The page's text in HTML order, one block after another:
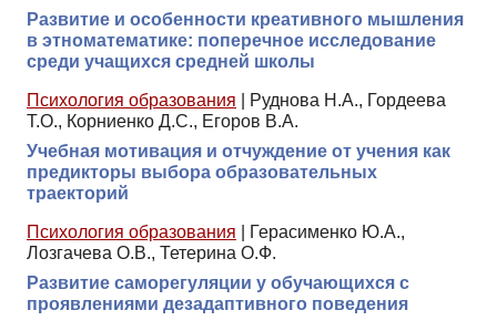
Развитие и особенности креативного мышления
в этноматематике: поперечное исследование
среди учащихся средней школы
Психология образования
Руднова Н.А., Гордеева
Т.О., Корниенко Д.С., Егоров В.А.
Учебная мотивация и отчуждение от учения как
предикторы выбора образовательных
траекторий
Психология образования
Герасименко Ю.А.,
Лозгачева О.В., Тетерина О.Ф.
Развитие саморегуляции у обучающихся с
проявлениями дезадаптивного поведения